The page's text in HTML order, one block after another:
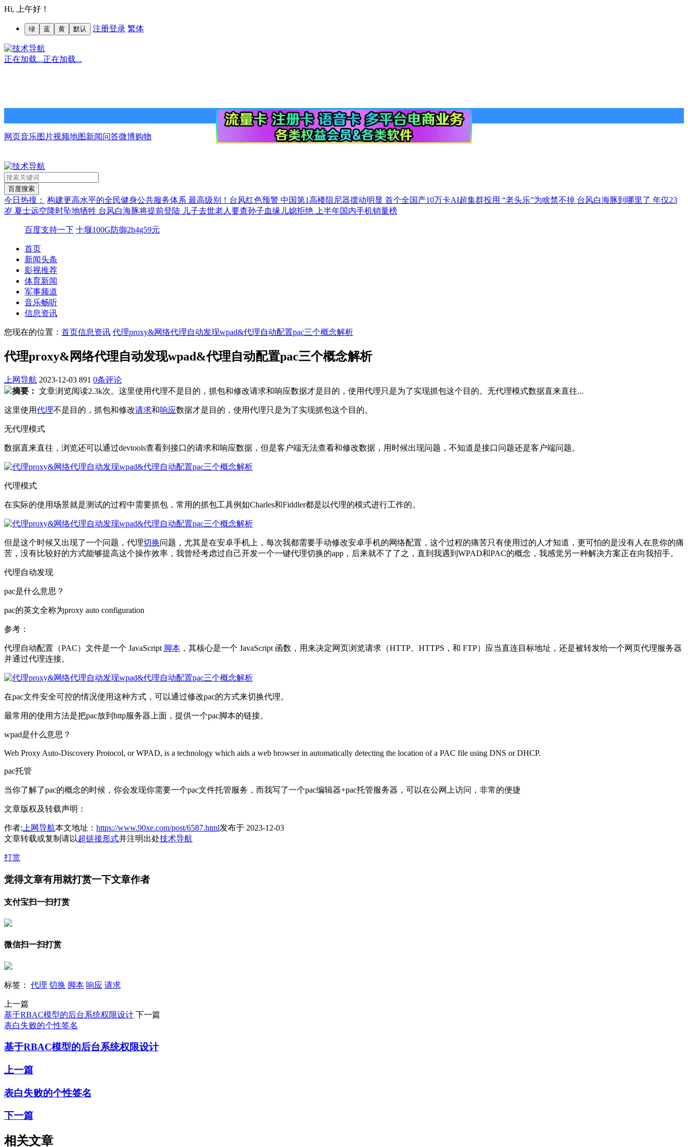
Hi, 上午好！
绿 蓝 黄 默认 注册登录 繁体
正在加载...正在加载...
网页音乐图片视频地图新闻问答微博购物
今日热搜： 构建更高水平的全民健身公共服务体系 最高级别！台风红色预警 中国第1高楼阻尼器摆动明显 首个全国产10万卡AI超集群投用 “老头乐”为啥禁不掉 台风白海豚到哪里了 年仅23
岁 夏士远空降时坠地牺牲 台风白海豚将提前登陆 儿子去世老人要查孙子血缘儿媳拒绝 上半年国内手机销量榜
百度支持一下 十堰100G防御2h4g59元
首页
新闻头条
影视推荐
体育新闻
军事频道
音乐畅听
信息资讯
您现在的位置： 首页信息资讯 代理proxy&网络代理自动发现wpad&代理自动配置pac三个概念解析
代理proxy&网络代理自动发现wpad&代理自动配置pac三个概念解析
上网导航 2023-12-03 891 0条评论
摘要： 文章浏览阅读2.3k次。这里使用代理不是目的，抓包和修改请求和响应数据才是目的，使用代理只是为了实现抓包这个目的。无代理模式数据直来直往...
这里使用代理不是目的，抓包和修改请求和响应数据才是目的，使用代理只是为了实现抓包这个目的。
无代理模式
数据直来直往，浏览还可以通过devtools查看到接口的请求和响应数据，但是客户端无法查看和修改数据，用时候出现问题，不知道是接口问题还是客户端问题。
代理模式
在实际的使用场景就是测试的过程中需要抓包，常用的抓包工具例如Charles和Fiddler都是以代理的模式进行工作的。
但是这个时候又出现了一个问题，代理切换问题，尤其是在安卓手机上，每次我都需要手动修改安卓手机的网络配置，这个过程的痛苦只有使用过的人才知道，更可怕的是没有人在意你的痛
苦，没有比较好的方式能够提高这个操作效率，我曾经考虑过自己开发一个一键代理切换的app，后来就不了了之，直到我遇到WPAD和PAC的概念，我感觉另一种解决方案正在向我招手。
代理自动发现
pac是什么意思？
pac的英文全称为proxy auto configuration
参考：
代理自动配置（PAC）文件是一个 JavaScript 脚本 ，其核心是一个 JavaScript 函数，用来决定网页浏览请求（HTTP、HTTPS，和 FTP）应当直连目标地址，还是被转发给一个网页代理服务器
并通过代理连接。
在pac文件安全可控的情况使用这种方式，可以通过修改pac的方式来切换代理。
最常用的使用方法是把pac放到http服务器上面，提供一个pac脚本的链接。
wpad是什么意思？
Web Proxy Auto-Discovery Protocol, or WPAD, is a technology which aids a web browser in automatically detecting the location of a PAC file using DNS or DHCP.
pac托管
当你了解了pac的概念的时候，你会发现你需要一个pac文件托管服务，而我写了一个pac编辑器+pac托管服务器，可以在公网上访问，非常的便捷
文章版权及转载声明：
作者: 上网导航本文地址： https://www.90xe.com/post/6587.html发布于 2023-12-03
文章转载或复制请以超链接形式并注明出处技术导航
打赏
觉得文章有用就打赏一下文章作者
支付宝扫一扫打赏
微信扫一扫打赏
标签： 代理 切换 脚本 响应 请求
上一篇
基于RBAC模型的后台系统权限设计 下一篇
表白失败的个性签名
基于RBAC模型的后台系统权限设计
上一篇
表白失败的个性签名
下一篇
相关文章